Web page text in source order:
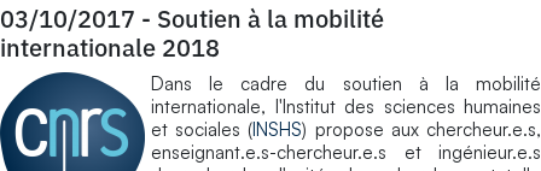
03/10/2017 - Soutien à la mobilité
internationale 2018
Dans le cadre du soutien à la mobilité
internationale, l'Institut des sciences humaines
et sociales (INSHS) propose aux chercheur.e.s,
enseignant.e.s-chercheur.e.s et ingénieur.e.s